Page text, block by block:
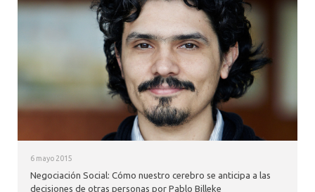
6 mayo 2015
Negociación Social: Cómo nuestro cerebro se anticipa a las
decisiones de otras personas por Pablo Billeke